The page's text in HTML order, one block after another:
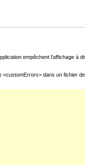
empêchent l'affichage
dans un fichier